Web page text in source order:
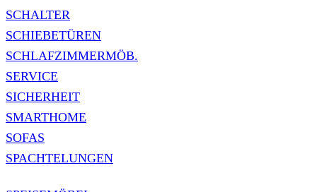
SCHALTER
SCHIEBETÜREN
SCHLAFZIMMERMÖB.
SERVICE
SICHERHEIT
SMARTHOME
SOFAS
SPACHTELUNGEN